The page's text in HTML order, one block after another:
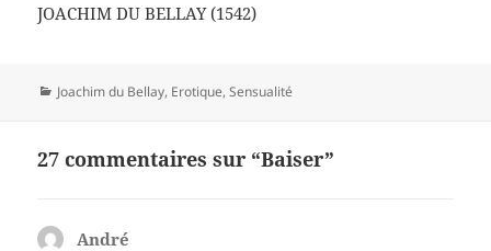
JOACHIM DU BELLAY (1542)
Catégories
Joachim du Bellay, Erotique,Sensualité
27 commentaires sur “Baiser”
André